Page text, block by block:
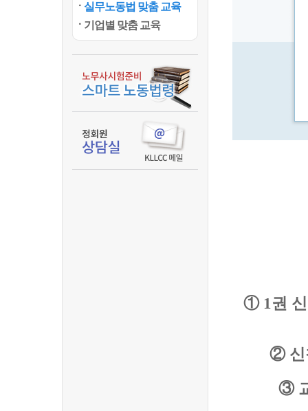
실무노동법 맞춤 교육
기업별 맞춤 교육
① 1 권
②
③